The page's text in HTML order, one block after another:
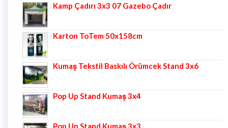
Kamp Çadırı 3x3 07 Gazebo Çadır
Karton ToTem 50x158cm
Kumaş Tekstil Baskılı Örümcek Stand 3x6
Pop Up Stand Kumaş 3x4
Pop Up Stand Kumaş 3x3